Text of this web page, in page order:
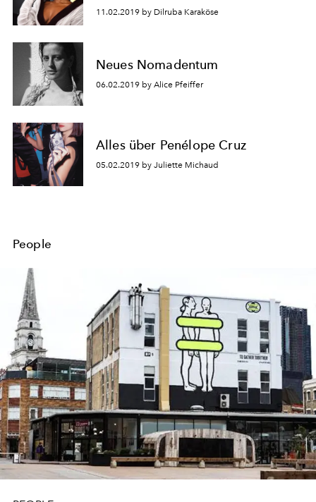
11.02.2019 by Dilruba Karaköse
Neues Nomadentum
06.02.2019 by Alice Pfeiffer
Alles über Penélope Cruz
05.02.2019 by Juliette Michaud
People